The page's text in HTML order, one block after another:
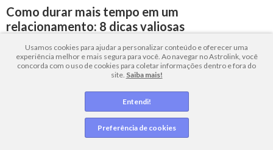
Usamos cookies para ajudar a personalizar conteúdo e oferecer uma
experiência melhor e mais segura para você. Ao navegar no Astrolink, você
concorda com o uso de cookies para coletar informações dentro e fora do
site. Saiba mais!
Entendi!
Preferência de cookies
Como durar mais tempo em um
relacionamento: 8 dicas valiosas
Descubra 8 dicas essenciais para seu relacionamento dar
certo. Aprenda a cultivar confiança, cumplicidade e
comunicação. Acesse agora e construa um amor duradouro!
2 minutos de leitura